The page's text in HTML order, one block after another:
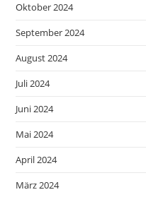
Oktober 2024
September 2024
August 2024
Juli 2024
Juni 2024
Mai 2024
April 2024
März 2024